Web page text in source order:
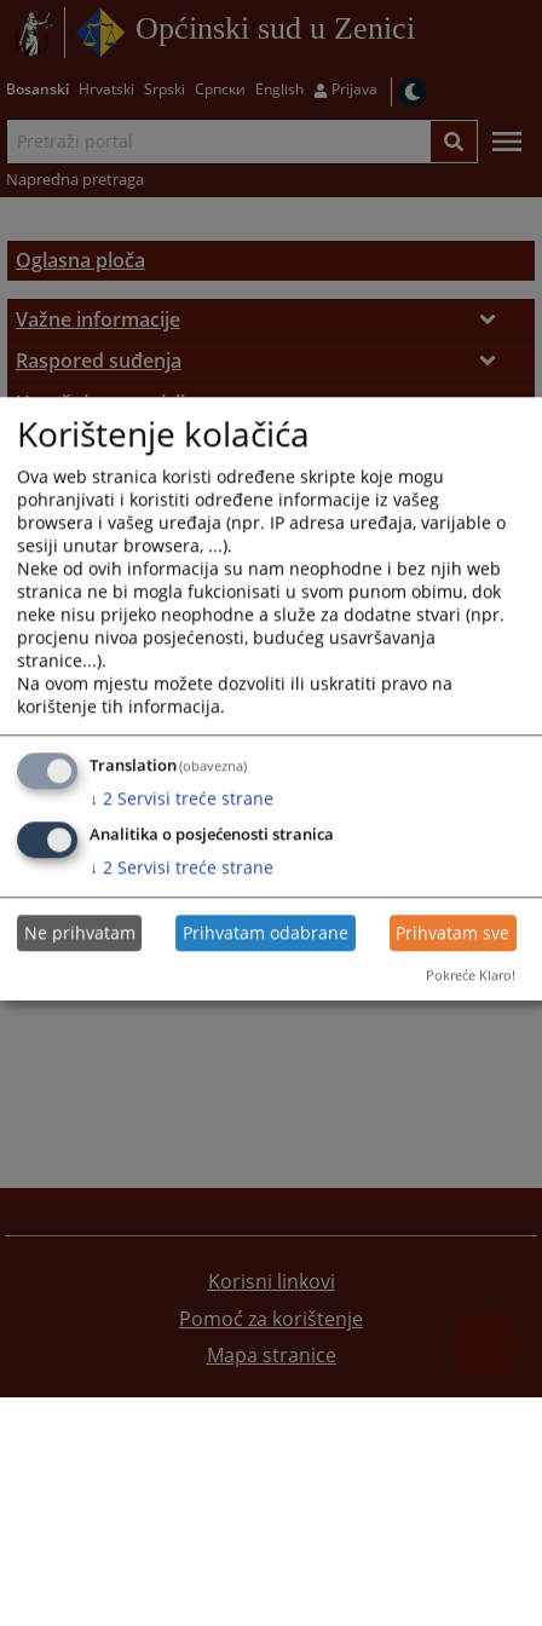
Općinski sud u Zenici
Bosanski Hrvatski Srpski Српски English Prijava
Napredna pretraga
Oglasna ploča
Važne informacije
Podnošenje pritužbi
Pozivi
Stečajni upravnici
Sudski porotnici
Sudski vještaci i tumači
Lista branilaca po službenoj dužnosti
Pravna pomoć
Pravni subjekti u stečaju
Raspored suđenja
Raspored suđenja
Upražnjene pozicije
Opće informacije
Objavljene pozicije
Sudska prodaja
Sudske prodaje
Informacije o postupku prodaje
Stečajni postupci
Pravni subjekti
Zaštita ličnih podataka
Službenik za zaštitu ličnih podataka
Korisni linkovi
Pomoć za korištenje
Mapa stranice
Korištenje kolačića
Ova web stranica koristi određene skripte koje mogu
pohranjivati i koristiti određene informacije iz vašeg
browsera i vašeg uređaja (npr. IP adresa uređaja, varijable o
sesiji unutar browsera, ...).
Neke od ovih informacija su nam neophodne i bez njih web
stranica ne bi mogla fukcionisati u svom punom obimu, dok
neke nisu prijeko neophodne a služe za dodatne stvari (npr.
procjenu nivoa posjećenosti, budućeg usavršavanja
stranice...).
Na ovom mjestu možete dozvoliti ili uskratiti pravo na
korištenje tih informacija.
Translation(obavezna)
↓ 2 Servisi treće strane
Analitika o posjećenosti stranica
↓ 2 Servisi treće strane
Ne prihvatam Prihvatam odabrane Prihvatam sve
Pokreće Klaro!